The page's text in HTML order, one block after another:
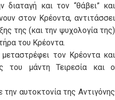
διαταγή και τον “θάβει” και
στον Κρέοντα, αντιτάσσει
της (και την ψυχολογία της)
του Κρέοντα.
τον Κρέοντα και
του μάντη Τειρεσία και ο
αυτοκτονία της Αντιγόνης